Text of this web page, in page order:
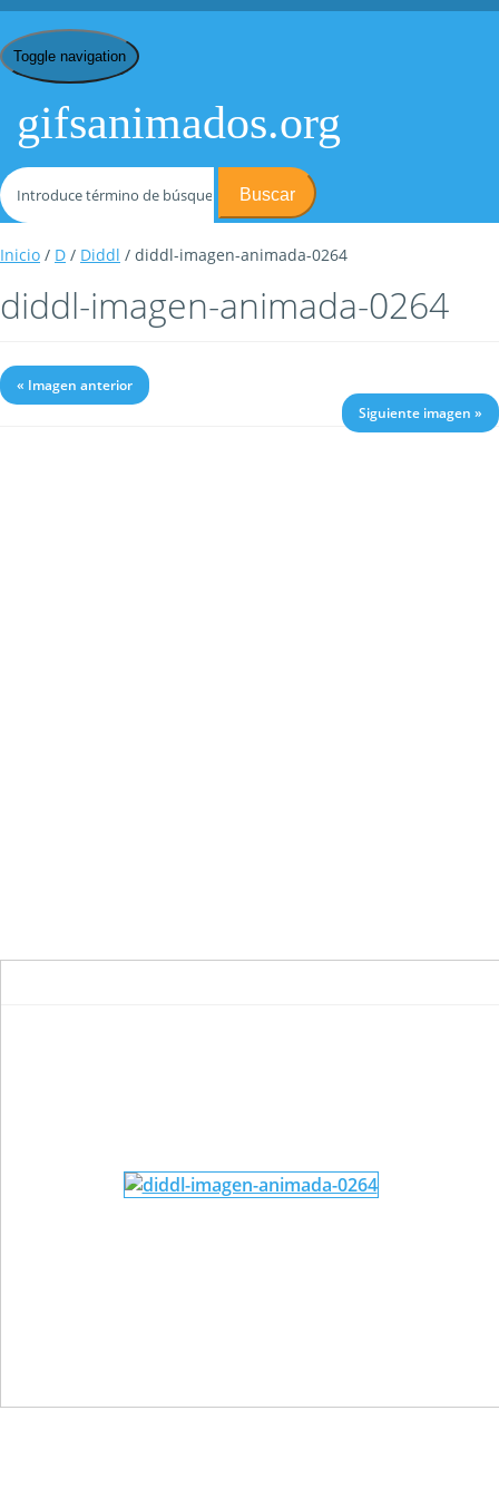
Toggle navigation
gifsanimados.org
Buscar
Inicio / D / Diddl / diddl-imagen-animada-0264
diddl-imagen-animada-0264
« Imagen anterior
Siguiente imagen »